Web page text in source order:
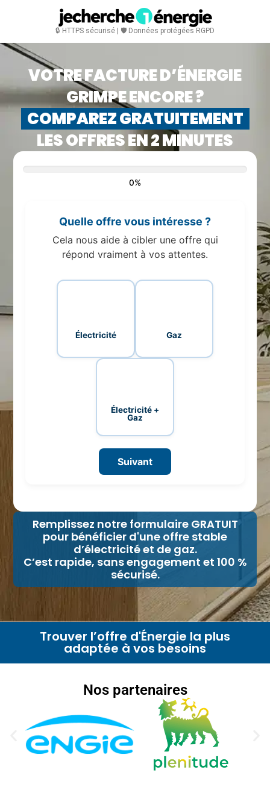
🔒 HTTPS sécurisé | 🛡️ Données protégées RGPD
VOTRE FACTURE D’ÉNERGIE
GRIMPE ENCORE ?
COMPAREZ GRATUITEMENT
LES OFFRES EN 2 MINUTES
0%
Quelle offre vous intéresse ?
Cela nous aide à cibler une offre qui
répond vraiment à vos attentes.
Électricité Gaz
Électricité +
Gaz
Suivant
Remplissez notre formulaire GRATUIT
pour bénéficier d'une offre stable
d’électricité et de gaz.
C’est rapide, sans engagement et 100 %
sécurisé.
Trouver l’offre d'Énergie la plus
adaptée à vos besoins
Nos partenaires